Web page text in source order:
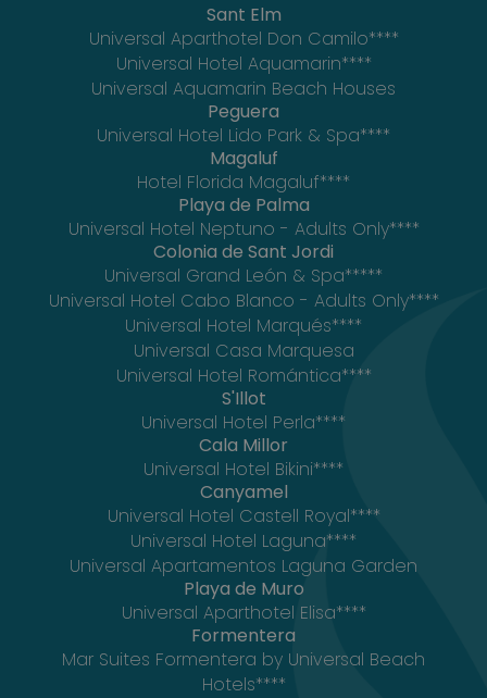
Sant Elm
Universal Aparthotel Don Camilo****
Universal Hotel Aquamarin****
Universal Aquamarin Beach Houses
Peguera
Universal Hotel Lido Park & Spa****
Magaluf
Hotel Florida Magaluf****
Playa de Palma
Universal Hotel Neptuno - Adults Only****
Colonia de Sant Jordi
Universal Grand León & Spa*****
Universal Hotel Cabo Blanco - Adults Only****
Universal Hotel Marqués****
Universal Casa Marquesa
Universal Hotel Romántica****
S'Illot
Universal Hotel Perla****
Cala Millor
Universal Hotel Bikini****
Canyamel
Universal Hotel Castell Royal****
Universal Hotel Laguna****
Universal Apartamentos Laguna Garden
Playa de Muro
Universal Aparthotel Elisa****
Formentera
Mar Suites Formentera by Universal Beach
Hotels****